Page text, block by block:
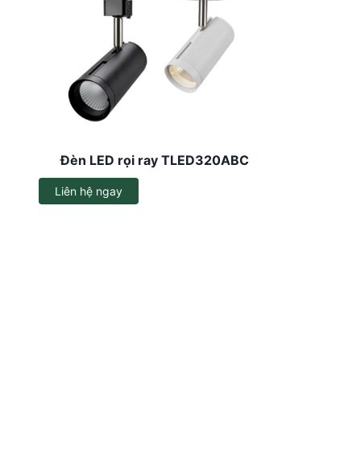
Đèn LED rọi ray
Đèn tuýp LED
Bóng đèn LED
Đèn LED rọi ray TLED320ABC
Liên hệ ngay